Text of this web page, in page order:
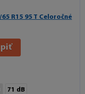
65 R15 95 T Celoročné
71 dB